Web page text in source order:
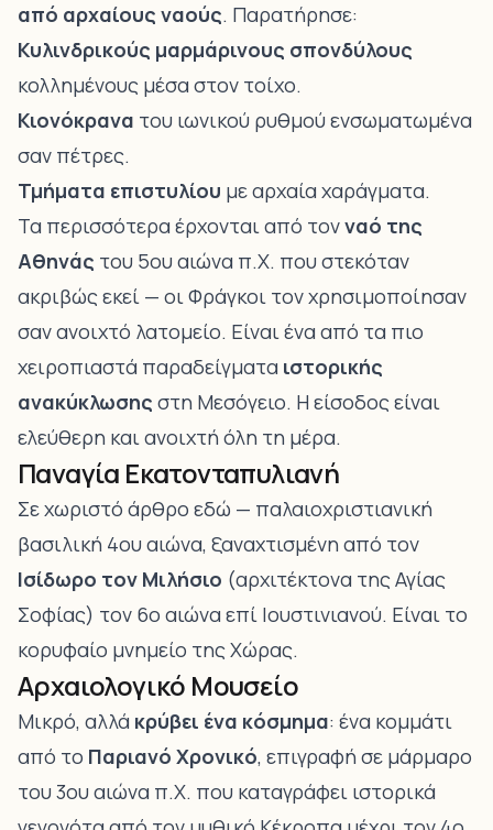
από αρχαίους ναούς. Παρατήρησε:
Κυλινδρικούς μαρμάρινους σπονδύλους
κολλημένους μέσα στον τοίχο.
Κιονόκρανα του ιωνικού ρυθμού ενσωματωμένα
σαν πέτρες.
Τμήματα επιστυλίου με αρχαία χαράγματα.
Τα περισσότερα έρχονται από τονναό της
Αθηνάς του 5ου αιώνα π.Χ. που στεκόταν
ακριβώς εκεί — οι Φράγκοι τον χρησιμοποίησαν
σαν ανοιχτό λατομείο. Είναι ένα από τα πιο
χειροπιαστά παραδείγματα ιστορικής
ανακύκλωσης στη Μεσόγειο. Η είσοδος είναι
ελεύθερη και ανοιχτή όλη τη μέρα.
Παναγία Εκατονταπυλιανή
Σε χωριστό άρθρο εδώ — παλαιοχριστιανική
βασιλική 4ου αιώνα, ξαναχτισμένη από τον
Ισίδωρο τον Μιλήσιο (αρχιτέκτονα της Αγίας
Σοφίας) τον 6ο αιώνα επί Ιουστινιανού. Είναι το
κορυφαίο μνημείο της Χώρας.
Αρχαιολογικό Μουσείο
Μικρό, αλλά κρύβει ένα κόσμημα: ένα κομμάτι
από το Παριανό Χρονικό, επιγραφή σε μάρμαρο
του 3ου αιώνα π.Χ. που καταγράφει ιστορικά